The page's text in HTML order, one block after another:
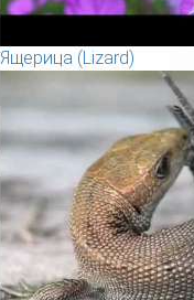
Ящерица (Lizard)